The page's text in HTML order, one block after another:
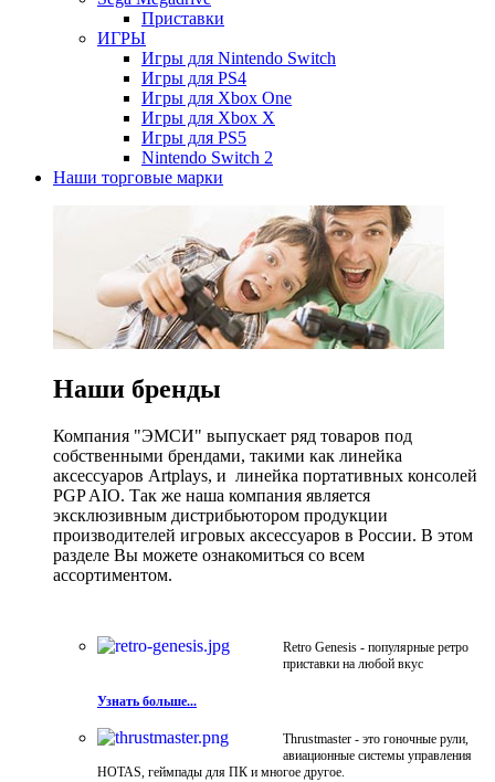
Приставки
ИГРЫ
Игры для Nintendo Switch
Игры для PS4
Игры для Xbox One
Игры для Xbox X
Игры для PS5
Nintendo Switch 2
Наши торговые марки
Наши бренды
Компания "ЭМСИ" выпускает ряд товаров под
собственными брендами, такими как линейка
аксессуаров Artplays, и линейка портативных консолей
PGP AIO. Так же наша компания является
эксклюзивным дистрибьютором продукции
производителей игровых аксессуаров в России. В этом
разделе Вы можете ознакомиться со всем
ассортиментом.
Retro Genesis - популярные ретро
приставки на любой вкус
Узнать больше...
Thrustmaster - это гоночные рули,
авиационные системы управления
HOTAS, геймпады для ПК и многое другое.